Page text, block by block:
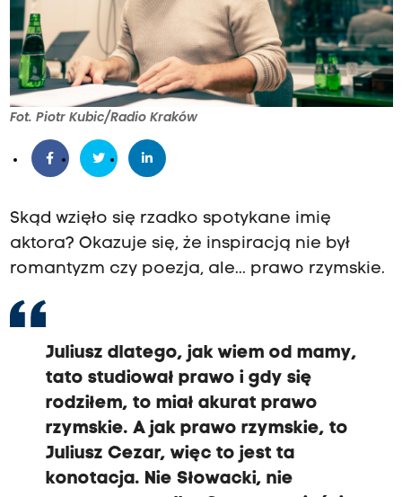
Fot. Piotr Kubic/Radio Kraków
Skąd wzięło się rzadko spotykane imię
aktora? Okazuje się, że inspiracją nie był
romantyzm czy poezja, ale... prawo rzymskie.
Juliusz dlatego, jak wiem od mamy,
tato studiował prawo i gdy się
rodziłem, to miał akurat prawo
rzymskie. A jak prawo rzymskie, to
Juliusz Cezar, więc to jest ta
konotacja. Nie Słowacki, nie